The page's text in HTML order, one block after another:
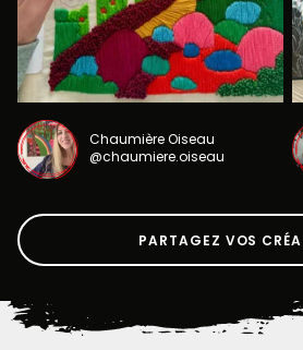
Chaumière Oiseau
@chaumiere.oiseau
PARTAGEZ VOS